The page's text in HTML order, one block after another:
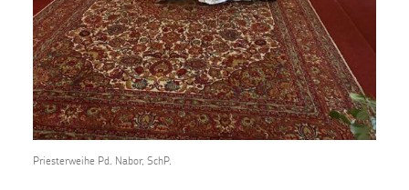
Priesterweihe Pd. Nabor, SchP.